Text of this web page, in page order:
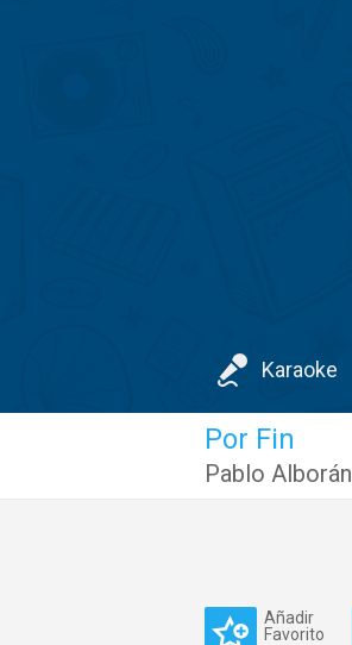
Karaoke
Por Fin
Pablo Alborán
Añadir
Favorito